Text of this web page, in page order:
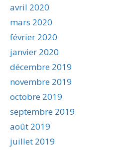
avril 2020
mars 2020
février 2020
janvier 2020
décembre 2019
novembre 2019
octobre 2019
septembre 2019
août 2019
juillet 2019